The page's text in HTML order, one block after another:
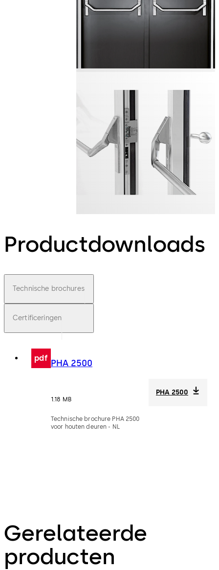
Productdownloads
Technische brochures
Certificeringen
pdf PHA 2500
1.18 MB
Technische brochure PHA 2500
voor houten deuren - NL
PHA 2500
Gerelateerde
producten